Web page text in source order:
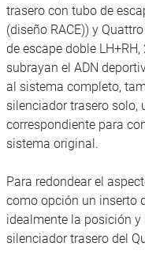
trasero con tubo de
(diseño RACE)) y
de escape doble
subrayan el ADN
al sistema completo,
silenciador trasero
correspondiente para
sistema original.
Para redondear el
como opción un inserto
idealmente la posición
silenciador trasero del